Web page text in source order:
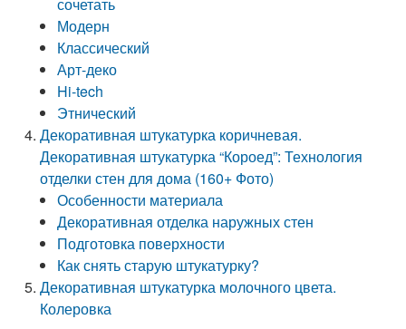
Модерн
Классический
Арт-деко
Hi-tech
Этнический
Декоративная штукатурка коричневая.
Декоративная штукатурка “Короед”: Технология
отделки стен для дома (160+ Фото)
Особенности материала
Декоративная отделка наружных стен
Подготовка поверхности
Как снять старую штукатурку?
Декоративная штукатурка молочного цвета.
Колеровка